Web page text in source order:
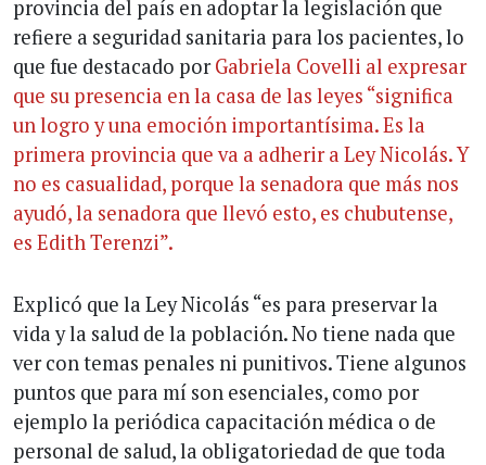
provincia del país en adoptar la legislación que
refiere a seguridad sanitaria para los pacientes, lo
que fue destacado porGabriela Covelli al expresar
que su presencia en la casa de las leyes “significa
un logro y una emoción importantísima. Es la
primera provincia que va a adherir a Ley Nicolás. Y
no es casualidad, porque la senadora que más nos
ayudó, la senadora que llevó esto, es chubutense,
es Edith Terenzi”.
Explicó que la Ley Nicolás “es para preservar la
vida y la salud de la población. No tiene nada que
ver con temas penales ni punitivos. Tiene algunos
puntos que para mí son esenciales, como por
ejemplo la periódica capacitación médica o de
personal de salud, la obligatoriedad de que toda